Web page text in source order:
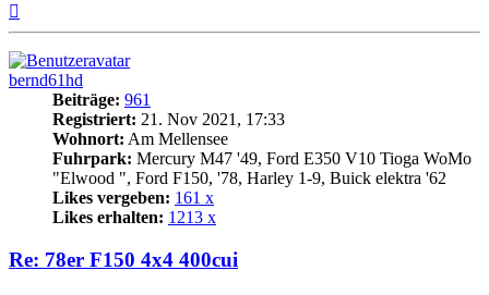
bernd61hd
Beiträge: 961
Registriert: 21. Nov 2021, 17:33
Wohnort: Am Mellensee
Fuhrpark: Mercury M47 '49, Ford E350 V10 Tioga WoMo
"Elwood ", Ford F150, '78, Harley 1-9, Buick elektra '62
Likes vergeben: 161 x
Likes erhalten: 1213 x
Re: 78er F150 4x4 400cui